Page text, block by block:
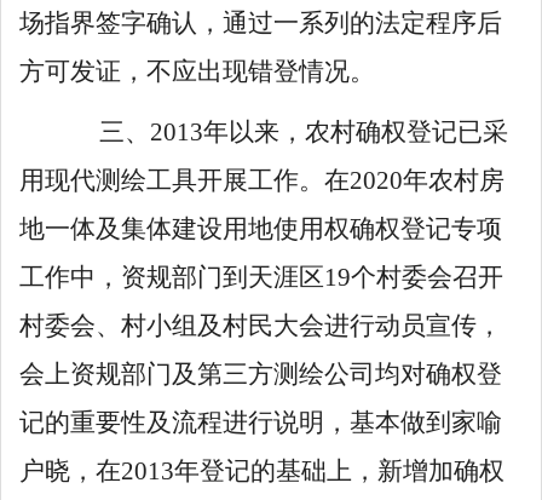
场指界签字确认，通过一系列的法定程序后
方可发证，不应出现错登情况。
三、 2013年以来，农村确权登记已采
用现代测绘工具开展工作。在2020年农村房
地一体及集体建设用地使用权确权登记专项
工作中，资规部门到天涯区19个村委会召开
村委会、村小组及村民大会进行动员宣传，
会上资规部门及第三方测绘公司均对确权登
记的重要性及流程进行说明，基本做到家喻
户晓，在2013年登记的基础上，新增加确权